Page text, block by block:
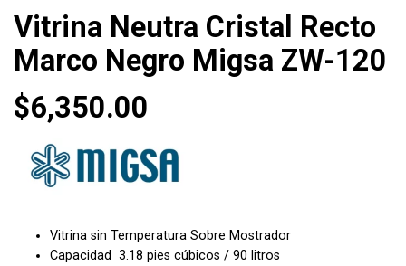
Vitrina Neutra Cristal Recto
Marco Negro Migsa ZW-120
$6,350.00
Vitrina sin Temperatura Sobre Mostrador
Capacidad 3.18 pies cúbicos / 90 litros